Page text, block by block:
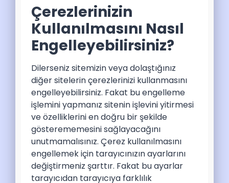
Çerezlerinizin
Kullanılmasını Nasıl
Engelleyebilirsiniz?
Dilerseniz sitemizin veya dolaştığınız
diğer sitelerin çerezlerinizi kullanmasını
engelleyebilirsiniz. Fakat bu engelleme
işlemini yapmanız sitenin işlevini yitirmesi
ve özelliklerini en doğru bir şekilde
gösterememesini sağlayacağını
unutmamalısınız. Çerez kullanılmasını
engellemek için tarayıcınızın ayarlarını
değiştirmeniz şarttır. Fakat bu ayarlar
tarayıcıdan tarayıcıya farklılık